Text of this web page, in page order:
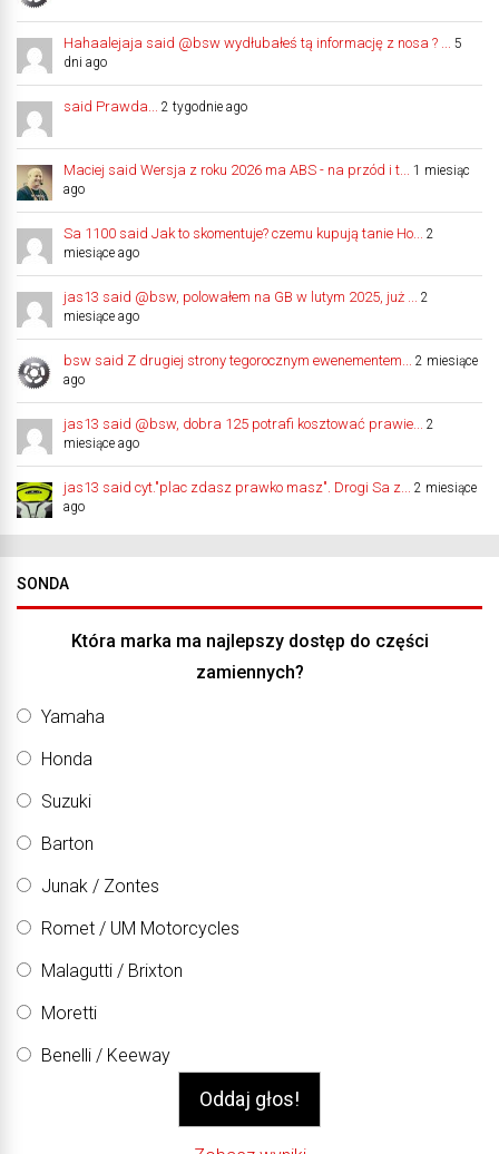
Hahaalejaja said @bsw wydłubałeś tą informację z nosa ? ... 5
dni ago
said Prawda... 2 tygodnie ago
Maciej said Wersja z roku 2026 ma ABS - na przód i t... 1 miesiąc
ago
Sa 1100 said Jak to skomentuje? czemu kupują tanie Ho... 2
miesiące ago
jas13 said @bsw, polowałem na GB w lutym 2025, już ... 2
miesiące ago
bsw said Z drugiej strony tegorocznym ewenementem... 2 miesiące
ago
jas13 said @bsw, dobra 125 potrafi kosztować prawie... 2
miesiące ago
jas13 said cyt."plac zdasz prawko masz". Drogi Sa z... 2 miesiące
ago
SONDA
Która marka ma najlepszy dostęp do części
zamiennych?
Yamaha
Honda
Suzuki
Barton
Junak / Zontes
Romet / UM Motorcycles
Malagutti / Brixton
Moretti
Benelli / Keeway